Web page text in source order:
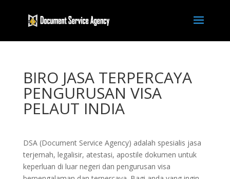
BIRO JASA TERPERCAYA
PENGURUSAN VISA
PELAUT INDIA
DSA (Document Service Agency) adalah spesialis jasa
terjemah, legalisir, atestasi, apostile dokumen untuk
keperluan di luar negeri dan pengurusan visa